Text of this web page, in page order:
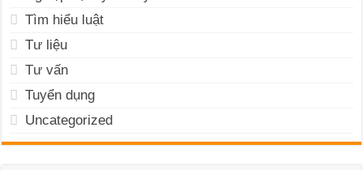
Tìm hiểu luật
Tư liệu
Tư vấn
Tuyển dụng
Uncategorized